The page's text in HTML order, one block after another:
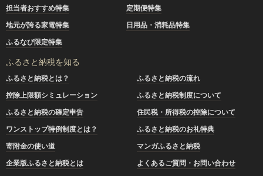
担当者おすすめ特集
定期便特集
地元が誇る家電特集
日用品・消耗品特集
ふるなび限定特集
ふるさと納税を知る
ふるさと納税とは？
ふるさと納税の流れ
控除上限額シミュレーション
ふるさと納税制度について
ふるさと納税の確定申告
住民税・所得税の控除について
ワンストップ特例制度とは？
ふるさと納税のお礼特典
寄附金の使い道
マンガふるさと納税
企業版ふるさと納税とは
よくあるご質問・お問い合わせ